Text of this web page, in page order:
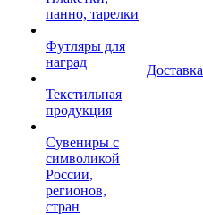
панно, тарелки
Футляры для
наград
Текстильная
продукция
Сувениры с
символикой
России,
регионов,
стран
Доставка